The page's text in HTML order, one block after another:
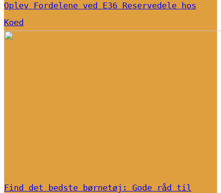
Oplev Fordelene ved E36 Reservedele hos
Koed
Find det bedste børnetøj: Gode råd til